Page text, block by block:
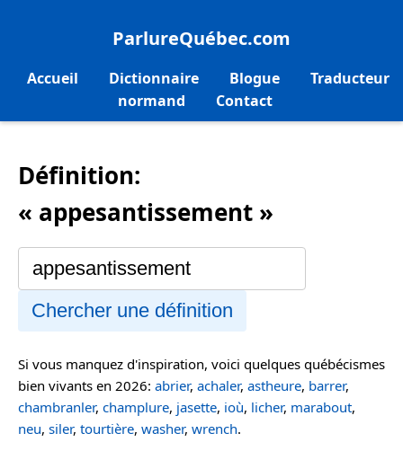
ParlureQuébec.com
Accueil Dictionnaire Blogue
Traducteur
normand
Contact
Définition:
« appesantissement »
Chercher une définition
Si vous manquez d'inspiration, voici quelques québécismes
bien vivants en 2026: abrier, achaler, astheure, barrer,
chambranler, champlure, jasette, ioù, licher, marabout,
neu, siler, tourtière, washer, wrench.